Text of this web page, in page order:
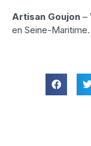
Artisan Goujon –
en Seine-Maritime.